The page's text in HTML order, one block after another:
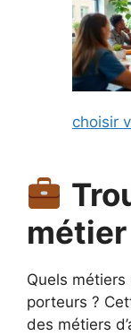
choisir
métier
Quels
porteurs ?
des métiers